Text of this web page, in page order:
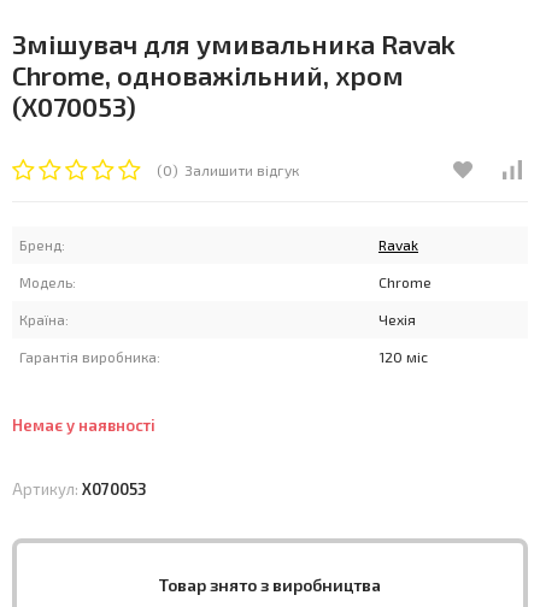
Змішувач для умивальника Ravak
Chrome, одноважільний, хром
(X070053)
(0) Залишити відгук
Бренд: Ravak
Модель: Chrome
Країна: Чехія
Гарантія виробника: 120 міс
Немає у наявності
Артикул: X070053
Товар знято з виробництва